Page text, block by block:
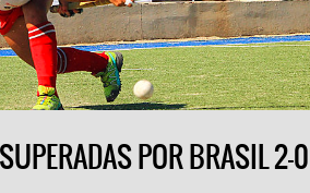
POR BRASIL 2-0